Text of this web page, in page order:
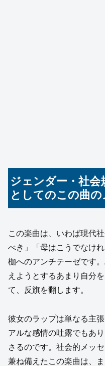
ジェンダー・社
としてのこの曲
この楽曲は、いわば現代
べき」「母はこうでなけ
枷へのアンチテーゼです
えようとするあまり自分
て、反旗を翻します。
彼女のラップは単なる主
アルな感情の吐露でもあ
さるのです。社会的メッ
兼ね備えたこの楽曲は、